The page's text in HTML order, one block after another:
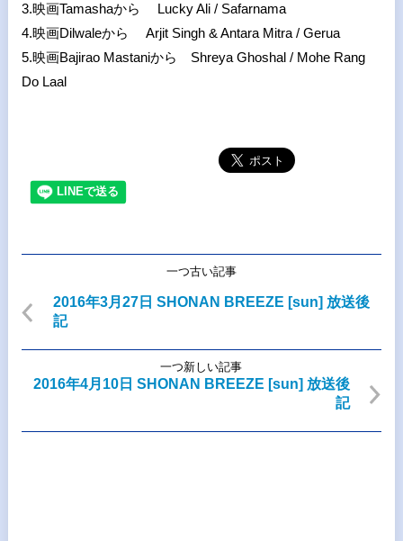
3.映画Tamashaから Lucky Ali / Safarnama
4.映画Dilwaleから Arjit Singh & Antara Mitra / Gerua
5.映画Bajirao Mastaniから Shreya Ghoshal / Mohe Rang
Do Laal
一つ古い記事
2016年3月27日 SHONAN BREEZE [sun] 放送後
記
一つ新しい記事
2016年4月10日 SHONAN BREEZE [sun] 放送後
記